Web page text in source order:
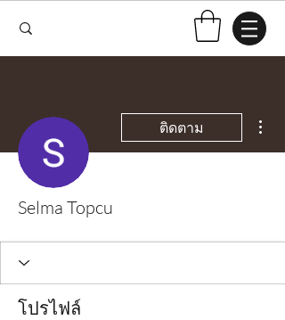
ติดตาม
Selma Topcu
โปรไฟล์